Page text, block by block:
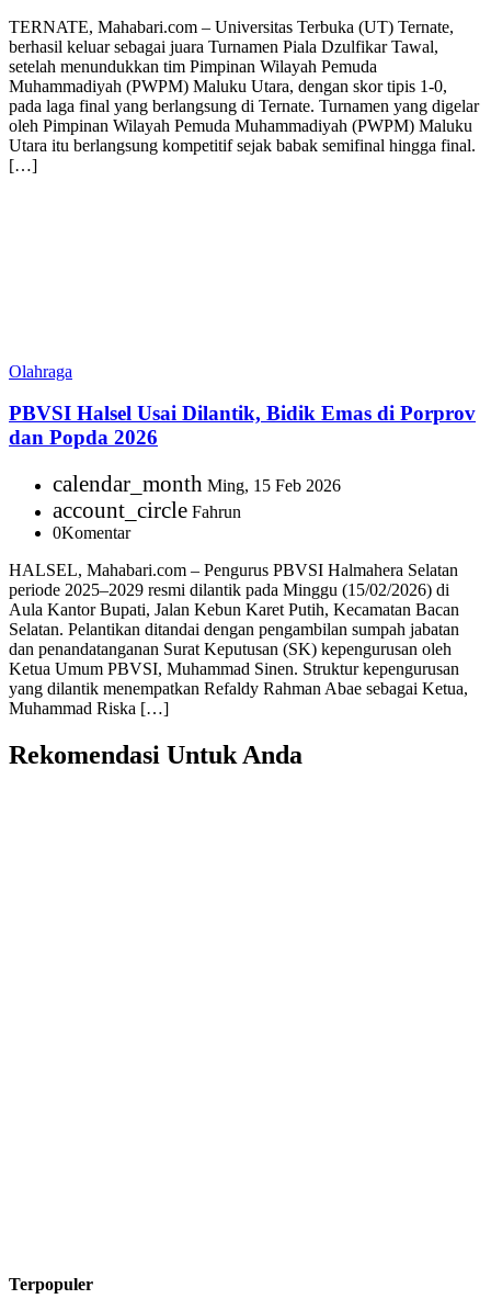
TERNATE, Mahabari.com – Universitas Terbuka (UT) Ternate,
berhasil keluar sebagai juara Turnamen Piala Dzulfikar Tawal,
setelah menundukkan tim Pimpinan Wilayah Pemuda
Muhammadiyah (PWPM) Maluku Utara, dengan skor tipis 1-0,
pada laga final yang berlangsung di Ternate. Turnamen yang digelar
oleh Pimpinan Wilayah Pemuda Muhammadiyah (PWPM) Maluku
Utara itu berlangsung kompetitif sejak babak semifinal hingga final.
[…]
Olahraga
PBVSI Halsel Usai Dilantik, Bidik Emas di Porprov
dan Popda 2026
calendar_month Ming, 15 Feb 2026
account_circle Fahrun
0Komentar
HALSEL, Mahabari.com – Pengurus PBVSI Halmahera Selatan
periode 2025–2029 resmi dilantik pada Minggu (15/02/2026) di
Aula Kantor Bupati, Jalan Kebun Karet Putih, Kecamatan Bacan
Selatan. Pelantikan ditandai dengan pengambilan sumpah jabatan
dan penandatanganan Surat Keputusan (SK) kepengurusan oleh
Ketua Umum PBVSI, Muhammad Sinen. Struktur kepengurusan
yang dilantik menempatkan Refaldy Rahman Abae sebagai Ketua,
Muhammad Riska […]
Rekomendasi Untuk Anda
Terpopuler